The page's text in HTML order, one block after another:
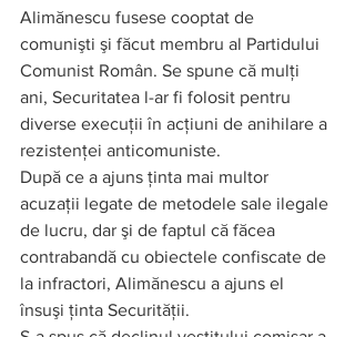
Alimănescu fusese cooptat de
comunişti şi făcut membru al Partidului
Comunist Român. Se spune că mulţi
ani, Securitatea l-ar fi folosit pentru
diverse execuţii în acţiuni de anihilare a
rezistenţei anticomuniste.
După ce a ajuns ţinta mai multor
acuzaţii legate de metodele sale ilegale
de lucru, dar şi de faptul că făcea
contrabandă cu obiectele confiscate de
la infractori, Alimănescu a ajuns el
însuşi ţinta Securităţii.